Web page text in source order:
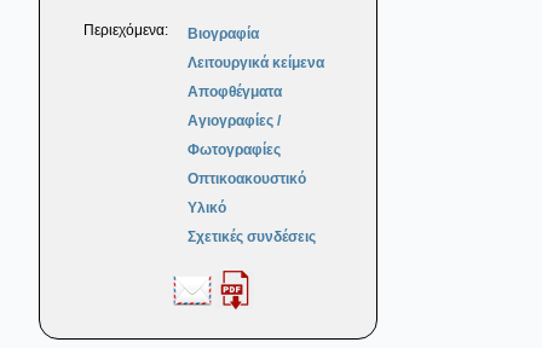
Περιεχόμενα:
Βιογραφία
Λειτουργικά κείμενα
Αποφθέγματα
Αγιογραφίες /
Φωτογραφίες
Οπτικοακουστικό
Υλικό
Σχετικές συνδέσεις